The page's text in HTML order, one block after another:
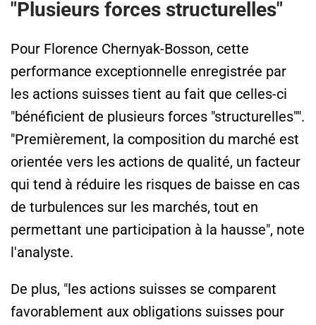
"Plusieurs forces structurelles"
Pour Florence Chernyak-Bosson, cette
performance exceptionnelle enregistrée par
les actions suisses tient au fait que celles-ci
"bénéficient de plusieurs forces "structurelles"".
"Premièrement, la composition du marché est
orientée vers les actions de qualité, un facteur
qui tend à réduire les risques de baisse en cas
de turbulences sur les marchés, tout en
permettant une participation à la hausse", note
l'analyste.
De plus, "les actions suisses se comparent
favorablement aux obligations suisses pour